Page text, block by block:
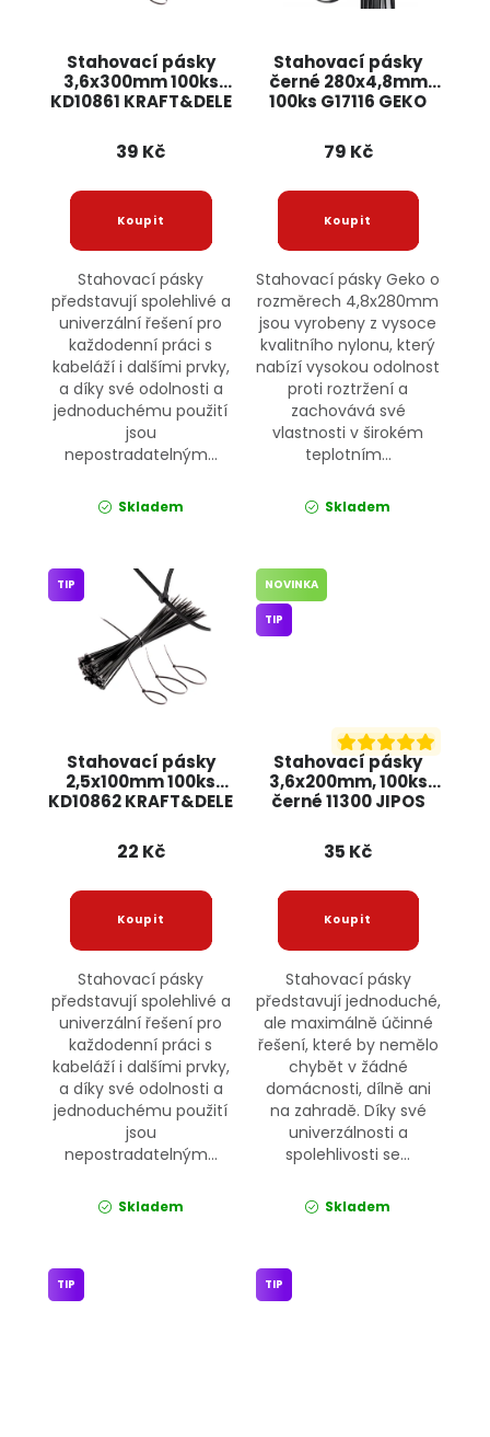
Stahovací pásky
3,6x300mm 100ks
KD10861 KRAFT&DELE
39 Kč
Stahovací pásky
představují spolehlivé a
univerzální řešení pro
každodenní práci s
kabeláží i dalšími prvky,
a díky své odolnosti a
jednoduchému použití
jsou
nepostradatelným...
Skladem
Stahovací pásky
černé 280x4,8mm
100ks G17116 GEKO
79 Kč
Stahovací pásky Geko o
rozměrech 4,8x280mm
jsou vyrobeny z vysoce
kvalitního nylonu, který
nabízí vysokou odolnost
proti roztržení a
zachovává své
vlastnosti v širokém
teplotním...
Skladem
Stahovací pásky
2,5x100mm 100ks
KD10862 KRAFT&DELE
TIP
22 Kč
Stahovací pásky
představují spolehlivé a
univerzální řešení pro
každodenní práci s
kabeláží i dalšími prvky,
a díky své odolnosti a
jednoduchému použití
jsou
nepostradatelným...
Skladem
Stahovací pásky
3,6x200mm, 100ks
černé 11300 JIPOS
NOVINKA
TIP
35 Kč
Stahovací pásky
představují jednoduché,
ale maximálně účinné
řešení, které by nemělo
chybět v žádné
domácnosti, dílně ani
na zahradě. Díky své
univerzálnosti a
spolehlivosti se...
Skladem
TIP TIP